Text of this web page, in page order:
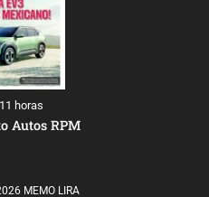
horas
Autos RPM
MEMO LIRA